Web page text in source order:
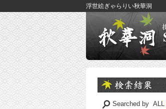
浮世絵ぎゃらりい秋華洞
Searched by ALL